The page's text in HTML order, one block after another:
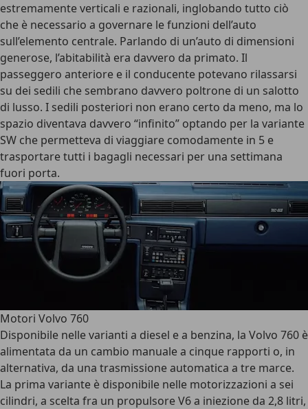
estremamente verticali e razionali, inglobando tutto ciò
che è necessario a governare le funzioni dell’auto
sull’elemento centrale. Parlando di un’auto di dimensioni
generose, l’abitabilità era davvero da primato. Il
passeggero anteriore e il conducente potevano rilassarsi
su dei sedili che sembrano davvero poltrone di un salotto
di lusso. I sedili posteriori non erano certo da meno, ma lo
spazio diventava davvero “infinito” optando per la variante
SW che permetteva di viaggiare comodamente in 5 e
trasportare tutti i bagagli necessari per una settimana
fuori porta.
Motori Volvo 760
Disponibile nelle varianti a diesel e a benzina, la Volvo 760 è
alimentata da un cambio manuale a cinque rapporti o, in
alternativa, da una trasmissione automatica a tre marce.
La prima variante è disponibile nelle motorizzazioni a sei
cilindri, a scelta fra un propulsore V6 a iniezione da 2,8 litri,